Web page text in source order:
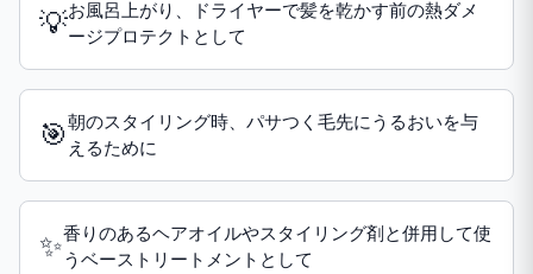
💡お風呂上がり、ドライヤーで髪を乾かす前の熱ダメ
ージプロテクトとして
🎯朝のスタイリング時、パサつく毛先にうるおいを与
えるために
✨香りのあるヘアオイルやスタイリング剤と併用して使
うベーストリートメントとして